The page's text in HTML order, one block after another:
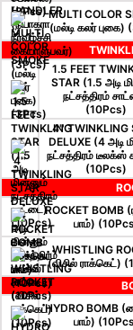
MULTI COLOR
(மல்டி கலர் புகை)
1.5 FEET
STAR (1.5 அடி
நட்சத்திரம்
(10Pcs)
4'' TWINKLING
DELUXE (4 அடி
நட்சத்திரம் டீலக்ஸ்
(10Pcs)
ROCKET BOMB
பாம்)
WHISTLING
(விசில் ராக்கெட்)
HYDRO BOMB
பாம்)